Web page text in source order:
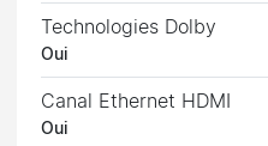
Technologies Dolby
Oui
Canal Ethernet HDMI
Oui